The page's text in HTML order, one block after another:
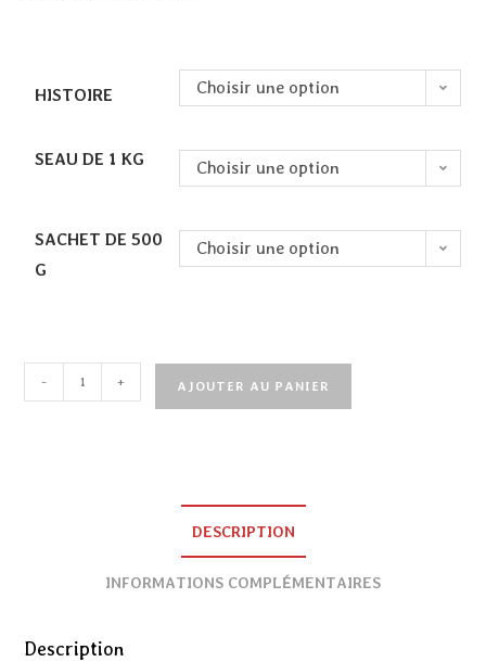
HISTOIRE Choisir une option
SEAU DE 1 KG Choisir une option
SACHET DE 500
G
Choisir une option
- + AJOUTER AU PANIER
DESCRIPTION
INFORMATIONS COMPLÉMENTAIRES
Description